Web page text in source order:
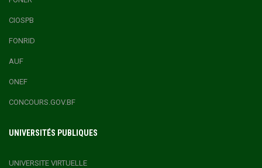
CIOSPB
FONRID
AUF
ONEF
CONCOURS.GOV.BF
UNIVERSITÉS PUBLIQUES
UNIVERSITE VIRTUELLE